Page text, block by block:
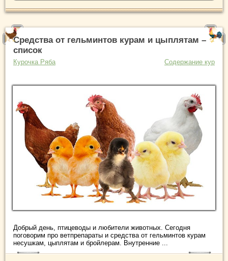
Средства от гельминтов курам и цыплятам –
список
Курочка Ряба Содержание кур
Добрый день, птицеводы и любители животных. Сегодня
поговорим про ветпрепараты и средства от гельминтов курам
несушкам, цыплятам и бройлерам. Внутренние ...